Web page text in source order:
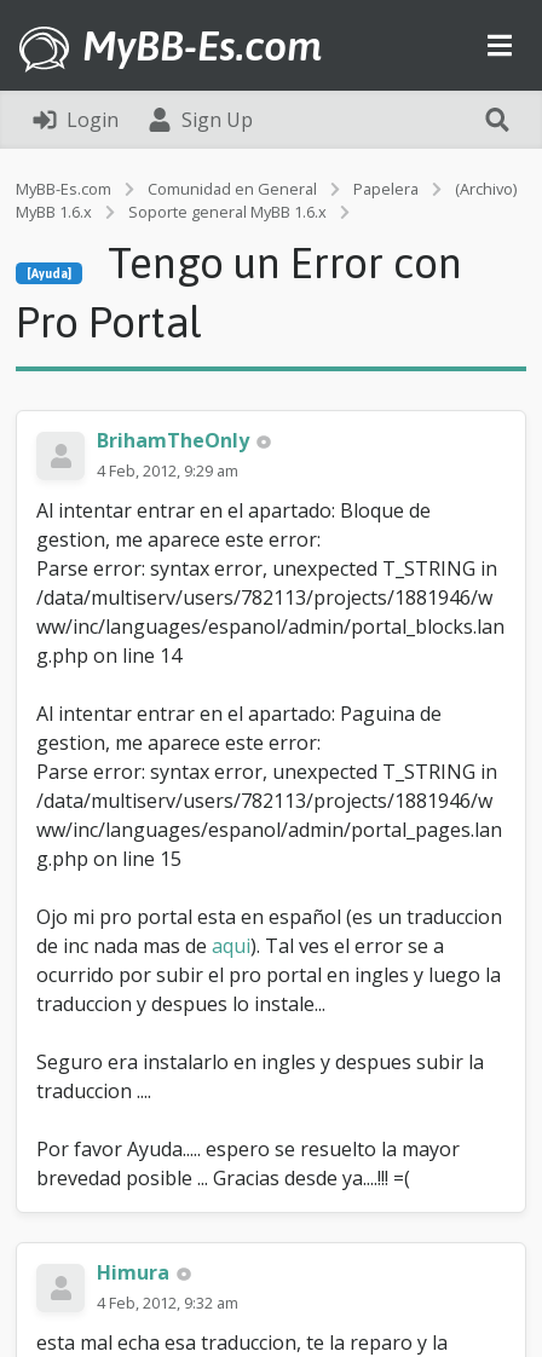
MyBB-Es.com
Login Sign Up
MyBB-Es.com Comunidad en General Papelera
(Archivo)
MyBB 1.6.x
Soporte general MyBB 1.6.x
T
e
u
E
r
n
P
r
r
l
[Ayuda]
Tengo un Error con
Pro Portal
BrihamTheOnly
4 Feb, 2012, 9:29 am
Al intentar entrar en el apartado: Bloque de
gestion, me aparece este error:
Parse error: syntax error, unexpected T_STRING in
/data/multiserv/users/782113/projects/1881946/w
ww/inc/languages/espanol/admin/portal_blocks.lan
g.php on line 14
Al intentar entrar en el apartado: Paguina de
gestion, me aparece este error:
Parse error: syntax error, unexpected T_STRING in
/data/multiserv/users/782113/projects/1881946/w
ww/inc/languages/espanol/admin/portal_pages.lan
g.php on line 15
Ojo mi pro portal esta en español (es un traduccion
de inc nada mas deaqui). Tal ves el error se a
ocurrido por subir el pro portal en ingles y luego la
traduccion y despues lo instale...
Seguro era instalarlo en ingles y despues subir la
traduccion ....
Por favor Ayuda..... espero se resuelto la mayor
brevedad posible ... Gracias desde ya....!!! =(
Himura
4 Feb, 2012, 9:32 am
esta mal echa esa traduccion, te la reparo y la